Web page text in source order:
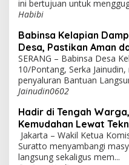
ini bertujuan untuk
Habibi
Babinsa Kelapian
Desa, Pastikan Aman
SERANG – Babinsa Desa
10/Pontang, Serka
penyaluran Bantuan
Jainudin0602
Hadir di Tengah
Kemudahan Lewat
Jakarta – Wakil Ketua
Suratto menyambangi
langsung sekaligus mem...